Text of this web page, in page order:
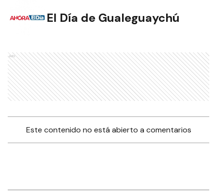
El Día de Gualeguaychú
Ads
Este contenido no está abierto a comentarios